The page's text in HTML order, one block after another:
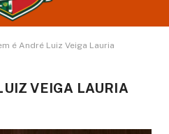
é André Luiz Veiga Lauria
VEIGA LAURIA